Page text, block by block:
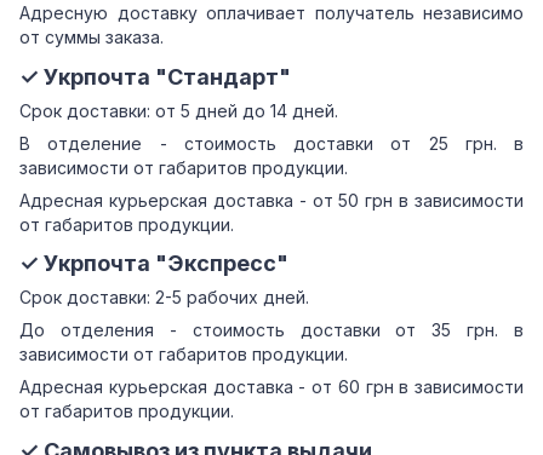
Адресную доставку оплачивает получатель независимо
от суммы заказа.
✓ Укрпочта "Стандарт"
Срок доставки: от 5 дней до 14 дней.
В отделение - стоимость доставки от 25 грн. в
зависимости от габаритов продукции.
Адресная курьерская доставка - от 50 грн в зависимости
от габаритов продукции.
✓ Укрпочта "Экспресс"
Срок доставки: 2-5 рабочих дней.
До отделения - стоимость доставки от 35 грн. в
зависимости от габаритов продукции.
Адресная курьерская доставка - от 60 грн в зависимости
от габаритов продукции.